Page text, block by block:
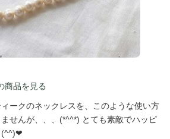
商品を見る
ークのネックレスを、このような使い方
せんが、、、(*^^*) とても素敵でハッピ
(^^)❤